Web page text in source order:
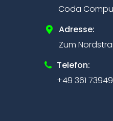
Coda
Adresse:
Zum
Telefon:
+49 361